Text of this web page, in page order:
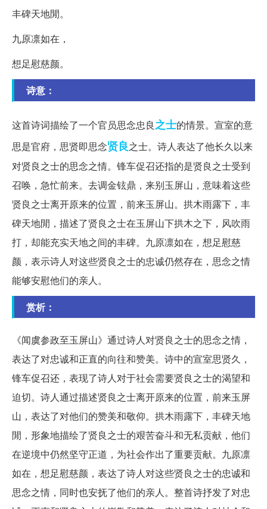
丰碑天地閒。
九原凛如在，
想足慰慈颜。
诗意：
这首诗词描绘了一个官员思念忠良之士的情景。宣室的意
思是官府，思贤即思念贤良之士。诗人表达了他长久以来
对贤良之士的思念之情。锋车促召还指的是贤良之士受到
召唤，急忙前来。去调金铉鼎，来别玉屏山，意味着这些
贤良之士离开原来的位置，前来玉屏山。拱木雨露下，丰
碑天地閒，描述了贤良之士在玉屏山下拱木之下，风吹雨
打，却能充实天地之间的丰碑。九原凛如在，想足慰慈
颜，表示诗人对这些贤良之士的忠诚仍然存在，思念之情
能够安慰他们的亲人。
赏析：
《闻虞参政至玉屏山》通过诗人对贤良之士的思念之情，
表达了对忠诚和正直的向往和赞美。诗中的宣室思贤久，
锋车促召还，表现了诗人对于社会需要贤良之士的渴望和
迫切。诗人通过描述贤良之士离开原来的位置，前来玉屏
山，表达了对他们的赞美和敬仰。拱木雨露下，丰碑天地
閒，形象地描绘了贤良之士的艰苦奋斗和无私贡献，他们
在逆境中仍然坚守正道，为社会作出了重要贡献。九原凛
如在，想足慰慈颜，表达了诗人对这些贤良之士的忠诚和
思念之情，同时也安抚了他们的亲人。整首诗抒发了对忠